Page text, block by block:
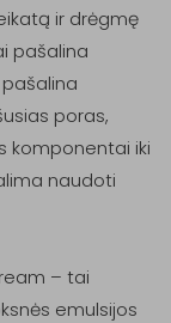
ir drėgmę
pašalina
poras,
komponentai iki
naudoti
– tai
emulsijos